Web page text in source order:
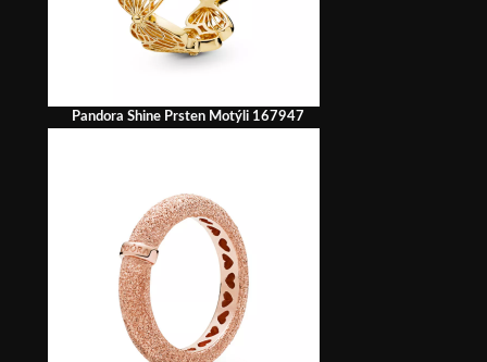
Pandora Shine Prsten Motýli 167947